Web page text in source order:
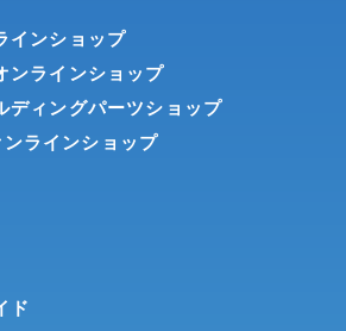
インショップ
ンラインショップ
ディングパーツショップ
ラインショップ
ド